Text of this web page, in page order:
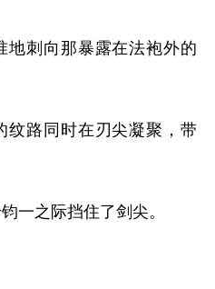
地刺向那暴露在法袍外的
纹路同时在刃尖凝聚，带
一之际挡住了剑尖。